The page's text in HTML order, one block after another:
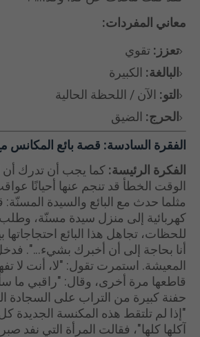
معاني المفردات:
تعزز: تقوي
البالغة: الكبيرة
التو: الآن / اللحظة الحالية
الحرج: الضيق
الفقرة السادسة: قصة بائع المكانس
الفكرة الرئيسة: كما يجب أن تدرك أن
الوقت الخطأ قد تنجم عنها أحيانًا
مثلما حدث مع البائع والسيدة
كهربائية إلى منزل سيدة مسنّة، وطلب
للحظات، تجاهل هذا البائع احتجاجاتها
أنا بحاجة إلى أن أخبرك بشيء...".
المعيشة. استمرت تقول: "لا، أنت لا
قاطعها مرة أخرى، وقال: "راقبي ما
حفنة كبيرة من التراب على السجادة
"إذا لم تلتقط هذه المكنسة الجديدة
آكلها كلها"، فقالت المرأة التي نفد